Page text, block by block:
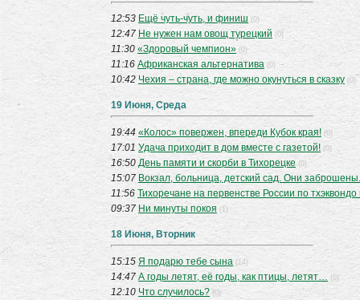
12:53 Ещё чуть-чуть, и финиш (0)
12:47 Не нужен нам овощ турецкий (0)
11:30 «Здоровый чемпион» (0)
11:16 Африканская альтернатива (0)
10:42 Чехия – страна, где можно окунуться в сказку (0)
19 Июня, Среда
19:44 «Колос» повержен, впереди Кубок края! (0)
17:01 Удача приходит в дом вместе с газетой! (0)
16:50 День памяти и скорби в Тихорецке (0)
15:07 Вокзал, больница, детский сад. Они
11:56 Тихоречане на первенстве России по
09:37 Ни минуты покоя (1)
18 Июня, Вторник
15:15 Я подарю тебе сына (14)
14:47 А годы летят, её годы, как птицы, летят… (0)
12:10 Что случилось? (0)